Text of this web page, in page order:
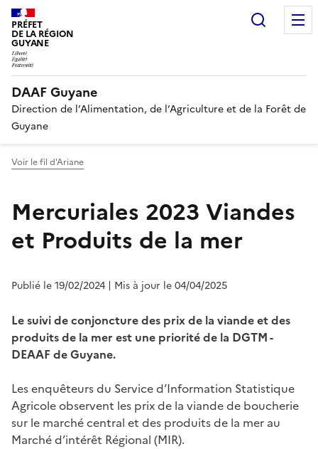
PRÉFET
DE LA RÉGION
GUYANE
DAAF Guyane
Direction de l’Alimentation, de l’Agriculture et de la Forêt de
Guyane
Voir le fil d'Ariane
Mercuriales 2023 Viandes
et Produits de la mer
Publié le 19/02/2024 | Mis à jour le 04/04/2025
Le suivi de conjoncture des prix de la viande et des
produits de la mer est une priorité de la DGTM -
DEAAF de Guyane.
Les enquêteurs du Service d’Information Statistique
Agricole observent les prix de la viande de boucherie
sur le marché central et des produits de la mer au
Marché d’intérêt Régional (MIR).